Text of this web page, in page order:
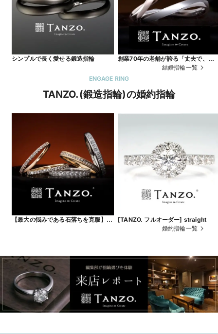
シンプルで長く愛せる鍛造指輪
創業70年の老舗が誇る「丈夫で、傷
つきづらい」鍛造製法で名品リングを
結婚指輪一覧
ENGAGE RING
TANZO.(鍛造指輪)の婚約指輪
【最大の悩みである石落ちを克服】鍛
[TANZO. フルオーダー] straight
婚約指輪一覧